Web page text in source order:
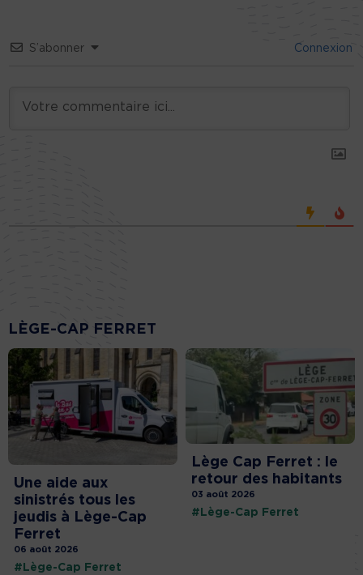
S’abonner Connexion
LÈGE-CAP FERRET
Une aide aux
sinistrés tous les
jeudis à Lège-Cap
Ferret
06 août 2026
#Lège-Cap Ferret
Lège Cap Ferret : le
retour des habitants
03 août 2026
#Lège-Cap Ferret